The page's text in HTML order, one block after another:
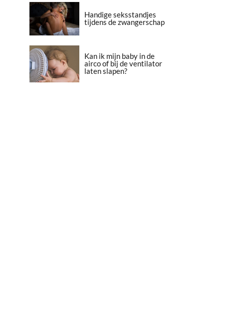
Handige seksstandjes
tijdens de zwangerschap
Kan ik mijn baby in de
airco of bij de ventilator
laten slapen?